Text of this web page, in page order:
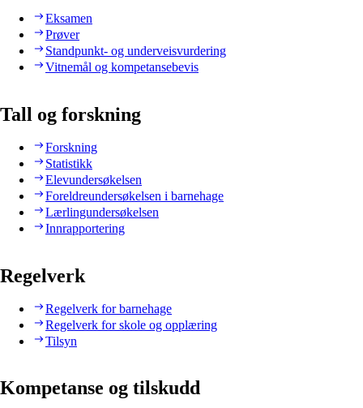
Eksamen
Prøver
Standpunkt- og underveisvurdering
Vitnemål og kompetansebevis
Tall og forskning
Forskning
Statistikk
Elevundersøkelsen
Foreldreundersøkelsen i barnehage
Lærlingundersøkelsen
Innrapportering
Regelverk
Regelverk for barnehage
Regelverk for skole og opplæring
Tilsyn
Kompetanse og tilskudd